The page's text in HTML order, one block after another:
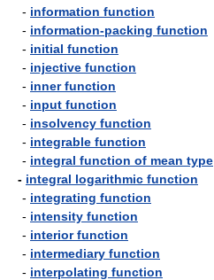
- information function
- information-packing function
- initial function
- injective function
- inner function
- input function
- insolvency function
- integrable function
- integral function of mean type
- integral logarithmic function
- integrating function
- intensity function
- interior function
- intermediary function
- interpolating function